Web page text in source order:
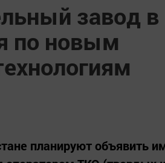
завод в
по новым
планируют объявить